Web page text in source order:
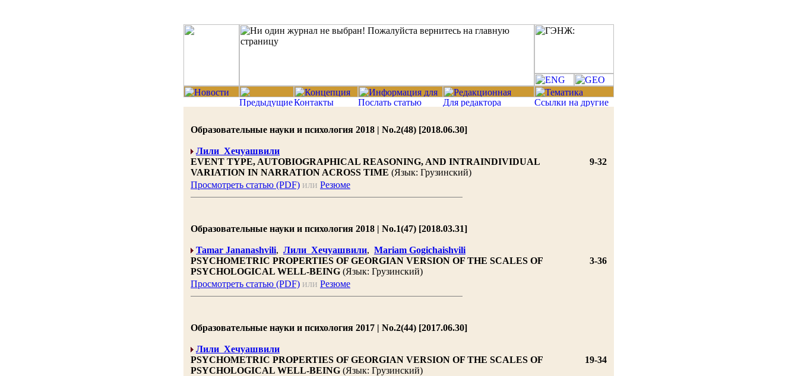
Образовательные науки и психология 2018 | No.2(48) [2018.06.30]
Лили Хечуашвили
EVENT TYPE, AUTOBIOGRAPHICAL REASONING, AND INTRAINDIVIDUAL
VARIATION IN NARRATION ACROSS TIME (Язык: Грузинский)
9-32
Просмотреть статью (PDF) или Резюме
Образовательные науки и психология 2018 | No.1(47) [2018.03.31]
Tamar Jananashvili, Лили Хечуашвили, Mariam Gogichaishvili
PSYCHOMETRIC PROPERTIES OF GEORGIAN VERSION OF THE SCALES OF
PSYCHOLOGICAL WELL-BEING (Язык: Грузинский)
3-36
Просмотреть статью (PDF) или Резюме
Образовательные науки и психология 2017 | No.2(44) [2017.06.30]
Лили Хечуашвили
PSYCHOMETRIC PROPERTIES OF GEORGIAN VERSION OF THE SCALES OF
PSYCHOLOGICAL WELL-BEING (Язык: Грузинский)
19-34